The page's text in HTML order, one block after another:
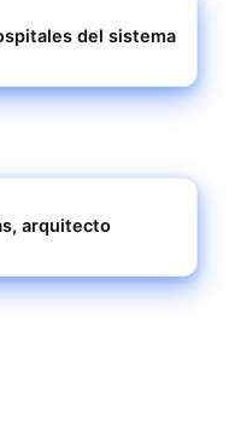
del sistema
arquitecto